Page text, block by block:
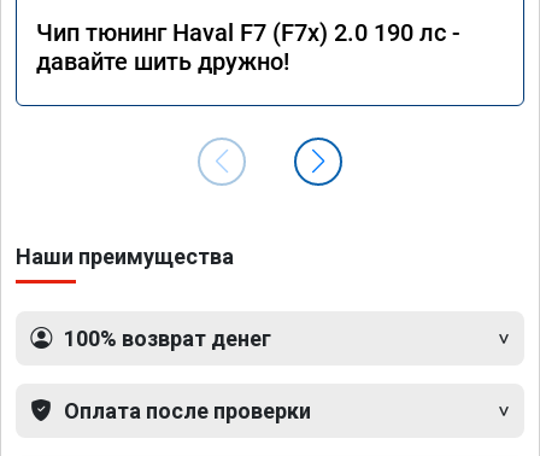
Чип тюнинг Haval F7 (F7x) 2.0 190 лс -
давайте шить дружно!
Наши преимущества
100% возврат денег
Оплата после проверки